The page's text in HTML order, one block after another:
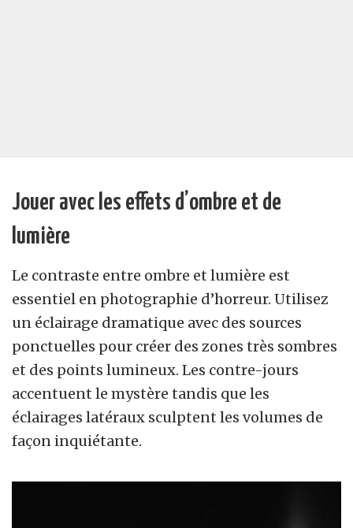
Jouer avec les effets d’ombre et de
lumière
Le contraste entre ombre et lumière est
essentiel en photographie d’horreur. Utilisez
un éclairage dramatique avec des sources
ponctuelles pour créer des zones très sombres
et des points lumineux. Les contre-jours
accentuent le mystère tandis que les
éclairages latéraux sculptent les volumes de
façon inquiétante.